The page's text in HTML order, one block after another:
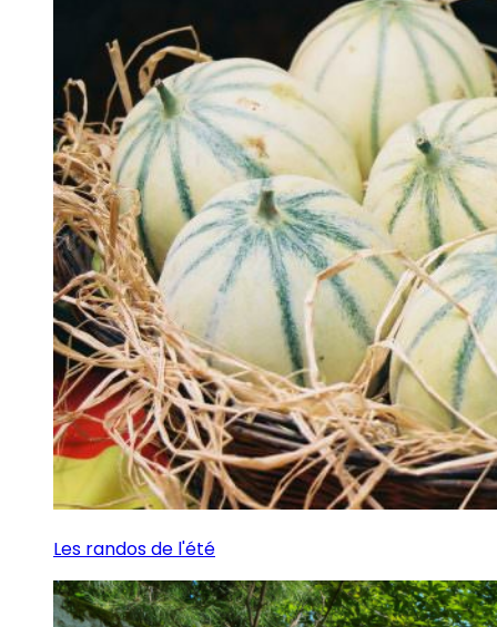
Les randos de l'été